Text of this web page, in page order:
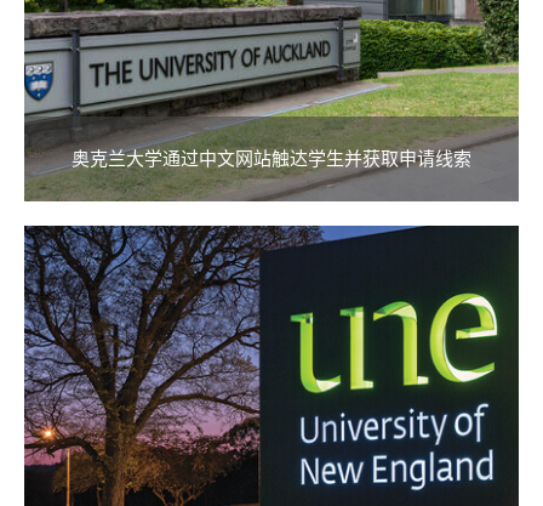
奥克兰大学通过中文网站触达学生并获取申请线索